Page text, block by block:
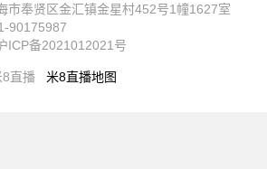
市奉贤区金汇镇金星村452号1幢1627室
90175987
ICP备2021012021号
8直播 米8直播地图